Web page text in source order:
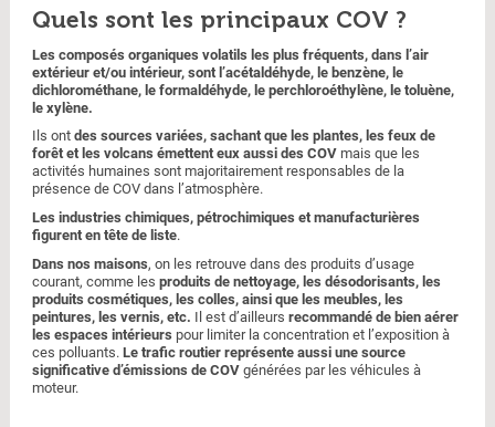
Quels sont les principaux COV ?
Les composés organiques volatils les plus fréquents, dans l’air
extérieur et/ou intérieur, sont l’acétaldéhyde, le benzène, le
dichlorométhane, le formaldéhyde, le perchloroéthylène, le toluène,
le xylène.
Ils ont des sources variées, sachant que les plantes, les feux de
forêt et les volcans émettent eux aussi des COVmais que les
activités humaines sont majoritairement responsables de la
présence de COV dans l’atmosphère.
Les industries chimiques, pétrochimiques et manufacturières
figurent en tête de liste.
Dans nos maisons, on les retrouve dans des produits d’usage
courant, comme les produits de nettoyage, les désodorisants, les
produits cosmétiques, les colles, ainsi que les meubles, les
peintures, les vernis, etc. Il est d’ailleurs recommandé de bien aérer
les espaces intérieurs pour limiter la concentration et l’exposition à
ces polluants. Le trafic routier représente aussi une source
significative d’émissions de COVgénérées par les véhicules à
moteur.